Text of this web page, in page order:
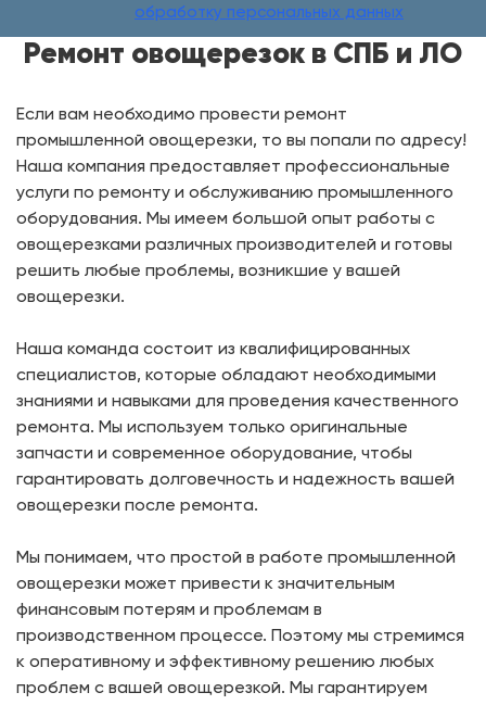
обработку персональных данных
Ремонт овощерезок в СПБ и ЛО
Если вам необходимо провести ремонт
промышленной овощерезки, то вы попали по адресу!
Наша компания предоставляет профессиональные
услуги по ремонту и обслуживанию промышленного
оборудования. Мы имеем большой опыт работы с
овощерезками различных производителей и готовы
решить любые проблемы, возникшие у вашей
овощерезки.
Наша команда состоит из квалифицированных
специалистов, которые обладают необходимыми
знаниями и навыками для проведения качественного
ремонта. Мы используем только оригинальные
запчасти и современное оборудование, чтобы
гарантировать долговечность и надежность вашей
овощерезки после ремонта.
Мы понимаем, что простой в работе промышленной
овощерезки может привести к значительным
финансовым потерям и проблемам в
производственном процессе. Поэтому мы стремимся
к оперативному и эффективному решению любых
проблем с вашей овощерезкой. Мы гарантируем